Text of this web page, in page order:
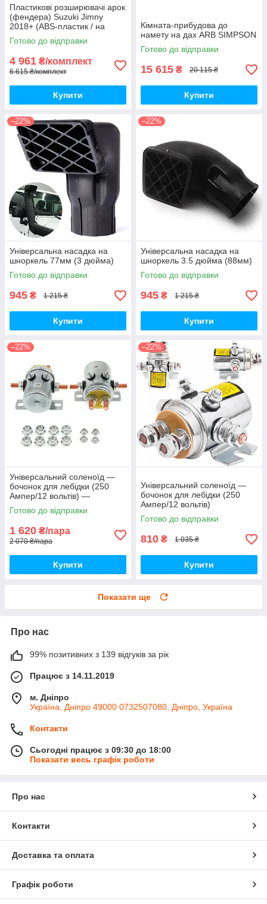
Пластикові розширювачі арок
(фендера) Suzuki Jimny
2018+ (ABS-пластик / на
скотчі 3М)
Готово до відправки
4 961 ₴/комплект
6 615 ₴/комплект
Купити
Кімната-прибудова до
намету на дах ARB SIMPSON
Готово до відправки
15 615 ₴ 20 115 ₴
Купити
–22%
Універсальна насадка на
шноркель 77мм (3 дюйма)
Готово до відправки
945 ₴ 1 215 ₴
Купити
–22%
Універсальна насадка на
шноркель 3.5 дюйма (88мм)
Готово до відправки
945 ₴ 1 215 ₴
Купити
–22%
Універсальний соленоїд —
бочонок для лебідки (250
Ампер/12 вольтів) —
комплект 2 штуки
Готово до відправки
1 620 ₴/пара
2 070 ₴/пара
Купити
–22%
Універсальний соленоїд —
бочонок для лебідки (250
Ампер/12 вольтів)
Готово до відправки
810 ₴ 1 035 ₴
Купити
Показати ще
Про нас
99% позитивних з 139 відгуків за рік
Працює з 14.11.2019
м. Дніпро
Україна, Дніпро 49000 0732507080, Дніпро, Україна
Контакти
Сьогодні працює з 09:30 до 18:00
Показати весь графік роботи
Про нас
Контакти
Доставка та оплата
Графік роботи